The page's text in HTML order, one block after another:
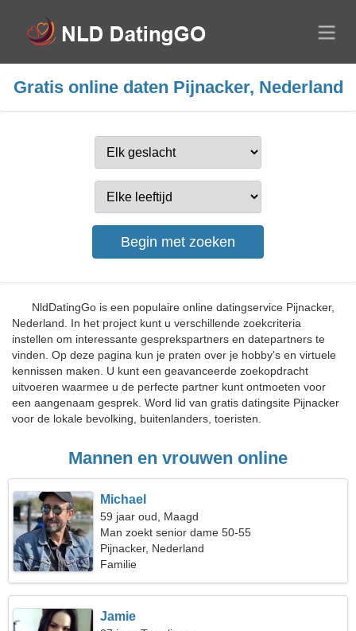
Gratis online daten Pijnacker, Nederland
NldDatingGo is een populaire online datingservice Pijnacker,
Nederland. In het project kunt u verschillende zoekcriteria
instellen om interessante gesprekspartners en datepartners te
vinden. Op deze pagina kun je praten over je hobby's en virtuele
kennissen maken. U kunt een geavanceerde zoekopdracht
uitvoeren waarmee u de perfecte partner kunt ontmoeten voor
een aangenaam gesprek. Word lid van gratis datingsite Pijnacker
voor de lokale bevolking, buitenlanders, toeristen.
Mannen en vrouwen online
Michael
59 jaar oud, Maagd
Man zoekt senior dame 50-55
Pijnacker, Nederland
Familie
Jamie